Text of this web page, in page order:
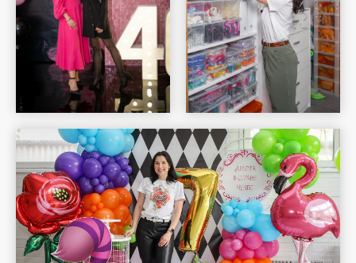
Шар Удачи на карте Москвы — Яндекс Карты